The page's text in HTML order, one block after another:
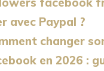
avec Paypal ?
changer
en 2026 :